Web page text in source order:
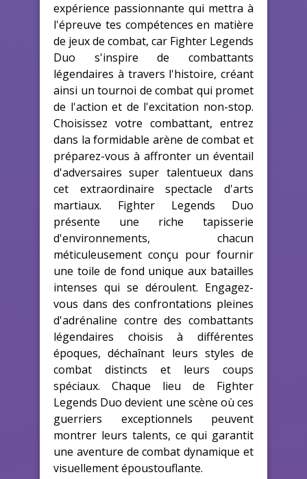
expérience passionnante qui mettra à
l'épreuve tes compétences en matière
de jeux de combat, car Fighter Legends
Duo s'inspire de combattants
légendaires à travers l'histoire, créant
ainsi un tournoi de combat qui promet
de l'action et de l'excitation non-stop.
Choisissez votre combattant, entrez
dans la formidable arène de combat et
préparez-vous à affronter un éventail
d'adversaires super talentueux dans
cet extraordinaire spectacle d'arts
martiaux. Fighter Legends Duo
présente une riche tapisserie
d'environnements, chacun
méticuleusement conçu pour fournir
une toile de fond unique aux batailles
intenses qui se déroulent. Engagez-
vous dans des confrontations pleines
d'adrénaline contre des combattants
légendaires choisis à différentes
époques, déchaînant leurs styles de
combat distincts et leurs coups
spéciaux. Chaque lieu de Fighter
Legends Duo devient une scène où ces
guerriers exceptionnels peuvent
montrer leurs talents, ce qui garantit
une aventure de combat dynamique et
visuellement époustouflante.